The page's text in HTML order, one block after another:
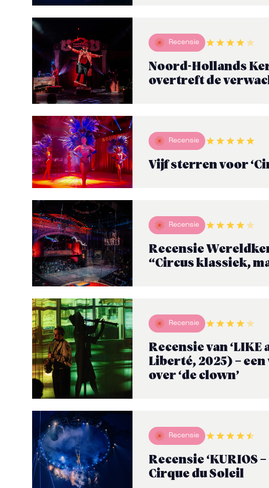
Recensie
Noord-Hollands
overtreft de
Recensie
Vijf sterren voor
Recensie
Recensie
“Circus klassiek,
Recensie
Recensie van ‘LIKE
Liberté, 2025) –
over ‘de clown’
Recensie
Recensie ‘KURIOS
Cirque du Soleil